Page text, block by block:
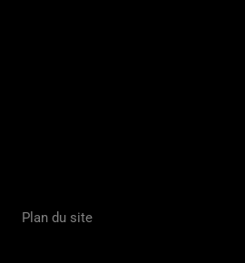
Plan du site